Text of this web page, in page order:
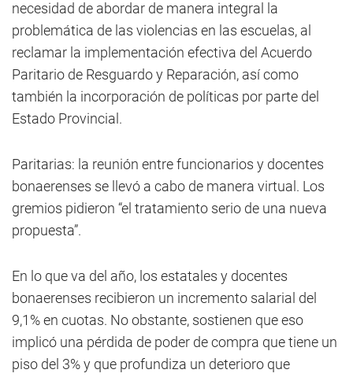
necesidad de abordar de manera integral la
problemática de las violencias en las escuelas, al
reclamar la implementación efectiva del Acuerdo
Paritario de Resguardo y Reparación, así como
también la incorporación de políticas por parte del
Estado Provincial.
Paritarias: la reunión entre funcionarios y docentes
bonaerenses se llevó a cabo de manera virtual. Los
gremios pidieron “el tratamiento serio de una nueva
propuesta”.
En lo que va del año, los estatales y docentes
bonaerenses recibieron un incremento salarial del
9,1% en cuotas. No obstante, sostienen que eso
implicó una pérdida de poder de compra que tiene un
piso del 3% y que profundiza un deterioro que